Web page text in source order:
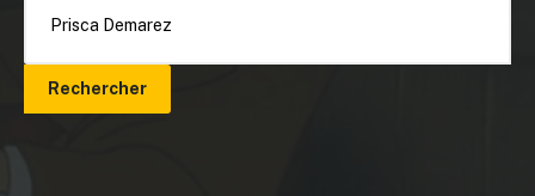
Rechercher